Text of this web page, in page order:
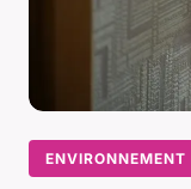
ENVIRONNEMENT